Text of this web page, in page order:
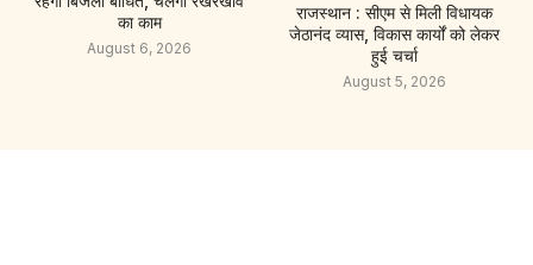
का काम
August 6, 2026
राजस्थान : सीएम से मिली विधायक
जेठानंद व्यास, विकास कार्यों को लेकर
हुई चर्चा
August 5, 2026